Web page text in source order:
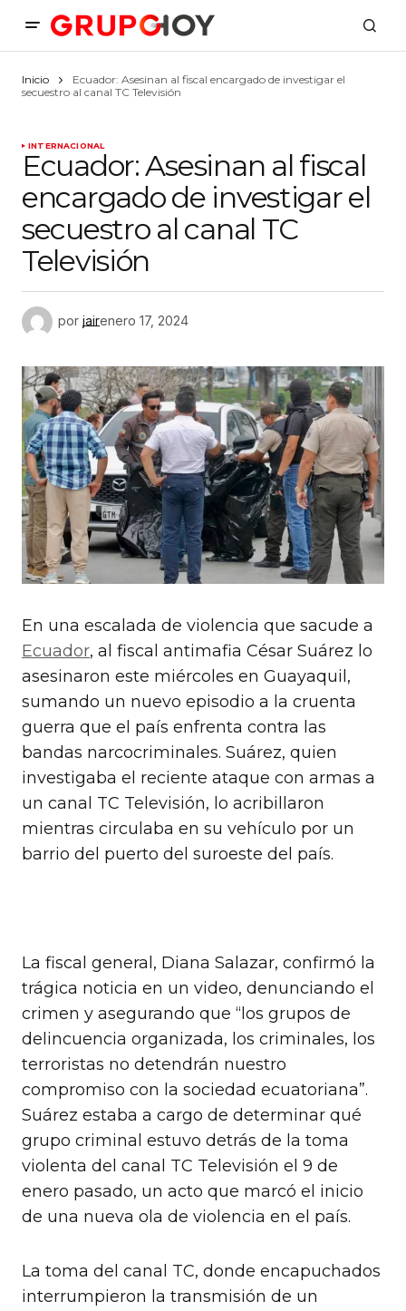
Inicio
Ecuador: Asesinan al fiscal encargado de investigar el
secuestro al canal TC Televisión
INTERNACIONAL
Ecuador: Asesinan al fiscal
encargado de investigar el
secuestro al canal TC
Televisión
por jairenero 17, 2024
En una escalada de violencia que sacude a
Ecuador, al fiscal antimafia César Suárez lo
asesinaron este miércoles en Guayaquil,
sumando un nuevo episodio a la cruenta
guerra que el país enfrenta contra las
bandas narcocriminales. Suárez, quien
investigaba el reciente ataque con armas a
un canal TC Televisión, lo acribillaron
mientras circulaba en su vehículo por un
barrio del puerto del suroeste del país.
La fiscal general, Diana Salazar, confirmó la
trágica noticia en un video, denunciando el
crimen y asegurando que “los grupos de
delincuencia organizada, los criminales, los
terroristas no detendrán nuestro
compromiso con la sociedad ecuatoriana”.
Suárez estaba a cargo de determinar qué
grupo criminal estuvo detrás de la toma
violenta del canal TC Televisión el 9 de
enero pasado, un acto que marcó el inicio
de una nueva ola de violencia en el país.
La toma del canal TC, donde encapuchados
interrumpieron la transmisión de un